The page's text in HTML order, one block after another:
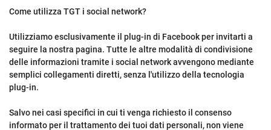
Come utilizza TGT i social network?
Utilizziamo esclusivamente il plug-in di Facebook per invitarti a
seguire la nostra pagina. Tutte le altre modalità di condivisione
delle informazioni tramite i social network avvengono mediante
semplici collegamenti diretti, senza l'utilizzo della tecnologia
plug-in.
Salvo nei casi specifici in cui ti venga richiesto il consenso
informato per il trattamento dei tuoi dati personali, non viene